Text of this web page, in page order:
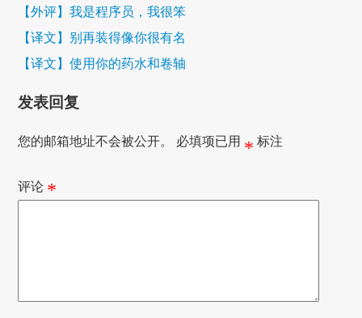
【外评】我是程序员，我很笨
【译文】别再装得像你很有名
【译文】使用你的药水和卷轴
发表回复
您的邮箱地址不会被公开。 必填项已用 * 标注
评论 *